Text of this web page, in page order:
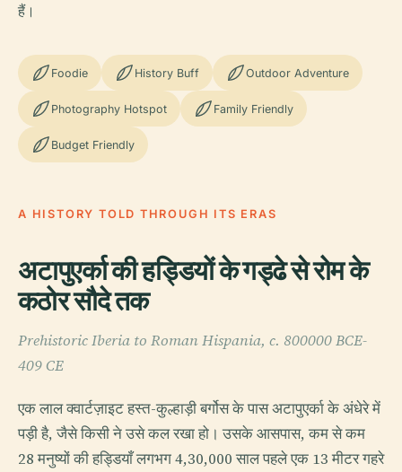
हैं।
Foodie History Buff Outdoor Adventure
Photography Hotspot Family Friendly
Budget Friendly
A HISTORY TOLD THROUGH ITS ERAS
अटापुएर्का की हड्डियों के गड्ढे से रोम के
कठोर सौदे तक
Prehistoric Iberia to Roman Hispania, c. 800000 BCE-
409 CE
एक लाल क्वार्टज़ाइट हस्त-कुल्हाड़ी बर्गोस के पास अटापुएर्का के अंधेरे में
पड़ी है, जैसे किसी ने उसे कल रखा हो। उसके आसपास, कम से कम
28 मनुष्यों की हड्डियाँ लगभग 4,30,000 साल पहले एक 13 मीटर गहरे